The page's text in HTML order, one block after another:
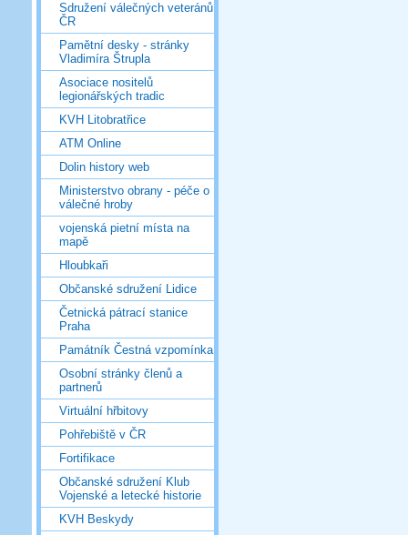
Sdružení válečných veteránů
ČR
Pamětní desky - stránky
Vladimíra Štrupla
Asociace nositelů
legionářských tradic
KVH Litobratřice
ATM Online
Dolin history web
Ministerstvo obrany - péče o
válečné hroby
vojenská pietní místa na
mapě
Hloubkaři
Občanské sdružení Lidice
Četnická pátrací stanice
Praha
Památník Čestná vzpomínka
Osobní stránky členů a
partnerů
Virtuální hřbitovy
Pohřebiště v ČR
Fortifikace
Občanské sdružení Klub
Vojenské a letecké historie
KVH Beskydy